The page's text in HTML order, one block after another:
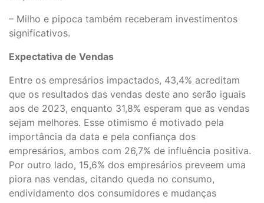
– Milho e pipoca também receberam investimentos
significativos.
Expectativa de Vendas
Entre os empresários impactados, 43,4% acreditam
que os resultados das vendas deste ano serão iguais
aos de 2023, enquanto 31,8% esperam que as vendas
sejam melhores. Esse otimismo é motivado pela
importância da data e pela confiança dos
empresários, ambos com 26,7% de influência positiva.
Por outro lado, 15,6% dos empresários preveem uma
piora nas vendas, citando queda no consumo,
endividamento dos consumidores e mudanças